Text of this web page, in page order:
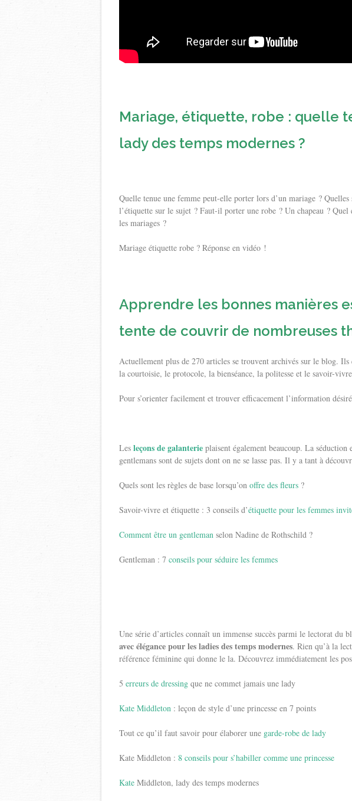
Mariage, étiquette, robe : quelle
lady des temps modernes ?
Quelle tenue une femme peut-elle porter lors d’un mariage ?
l’étiquette sur le sujet ? Faut-il porter une robe ? Un chapeau ?
les mariages ?
Mariage étiquette robe ? Réponse en vidéo !
Apprendre les bonnes manières
tente de couvrir de nombreuses
Actuellement plus de 270 articles se trouvent archivés sur le blog. Ils
la courtoisie, le protocole, la bienséance, la politesse et le savoir-
Pour s’orienter facilement et trouver efficacement l’information
Les leçons de galanterie plaisent également beaucoup. La
gentlemans sont de sujets dont on ne se lasse pas. Il y a tant à
Quels sont les règles de base lorsqu’on offre des fleurs ?
Savoir-vivre et étiquette : 3 conseils d’étiquette pour les femmes
Comment être un gentleman selon Nadine de Rothschild ?
Gentleman : 7 conseils pour séduire les femmes
Une série d’articles connaît un immense succès parmi le lectorat du
avec élégance pour les ladies des temps modernes. Rien qu’à la
référence féminine qui donne le la. Découvrez immédiatement les
5 erreurs de dressing que ne commet jamais une lady
Kate Middleton : leçon de style d’une princesse en 7 points
Tout ce qu’il faut savoir pour élaborer une garde-robe de lady
Kate Middleton : 8 conseils pour s’habiller comme une princesse
Kate Middleton, lady des temps modernes